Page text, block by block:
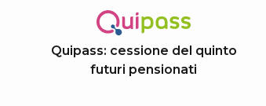
Quipass: cessione del quinto
futuri pensionati